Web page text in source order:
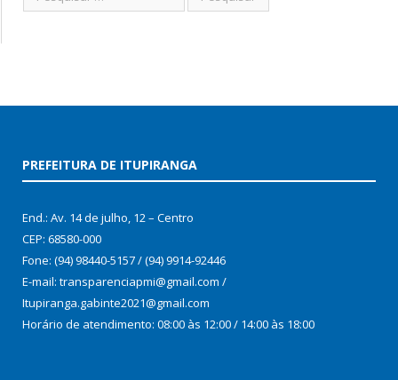
PREFEITURA DE ITUPIRANGA
End.: Av. 14 de julho, 12 – Centro
CEP: 68580-000
Fone: (94) 98440-5157 / (94) 9914-92446
E-mail: transparenciapmi@gmail.com /
Itupiranga.gabinte2021@gmail.com
Horário de atendimento: 08:00 às 12:00 / 14:00 às 18:00